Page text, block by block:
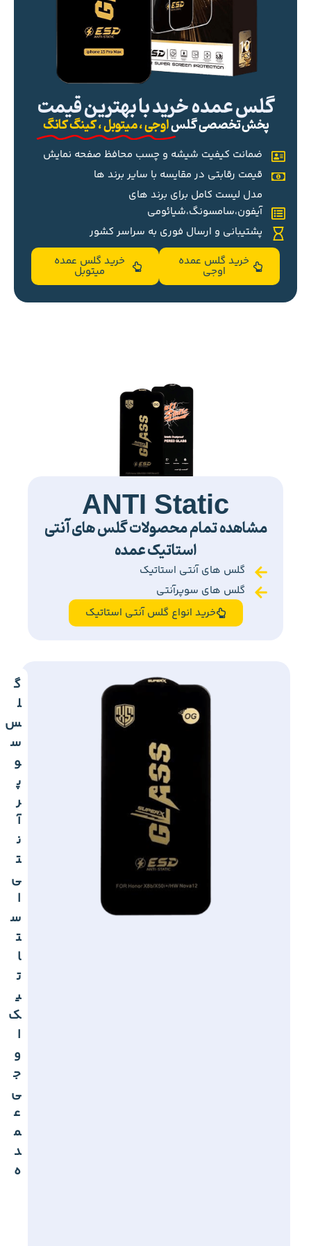
گلس عمده خرید با بهترین قیمت
پخش تخصصی گلساوجی ، میتوبل ، کینگ کانگ
ضمانت کیفیت شیشه و چسب محافظ صفحه نمایش
قیمت رقابتی در مقایسه با سایر برند ها
مدل لیست کامل برای برند های
آیفون،سامسونگ،شیائومی
پشتیبانی و ارسال فوری به سراسر کشور
خرید گلس عمده
اوجی
خرید گلس عمده
میتوبل
ANTI Static
مشاهده تمام محصولات گلس های آنتی
استاتیک عمده
گلس های آنتی استاتیک
گلس های سوپرآنتی
خرید انواع گلس آنتی استاتیک
گ
ل
س
س
و
پ
ر
آ
ن
ت
ی
ا
س
ت
ا
ت
ی
ک
ا
و
ج
ی
ع
م
د
ه